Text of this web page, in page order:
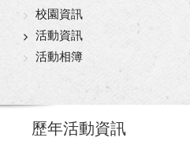
校園資訊
活動資訊
活動相簿
歷年活動資訊